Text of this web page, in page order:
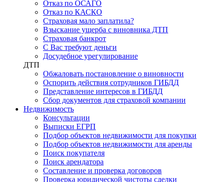
Отказ по ОСАГО
Отказ по КАСКО
Страховая мало заплатила?
Взыскание ущерба с виновника ДТП
Страховая банкрот
С Вас требуют деньги
Досудебное урегулирование
ДТП
Обжаловать постановление о виновности
Оспорить действия сотрудников ГИБДД
Представление интересов в ГИБДД
Сбор документов для страховой компании
Недвижимость
Консультации
Выписки ЕГРП
Подбор объектов недвижимости для покупки
Подбор объектов недвижимости для аренды
Поиск покупателя
Поиск арендатора
Составление и проверка договоров
Проверка юридической чистоты сделки